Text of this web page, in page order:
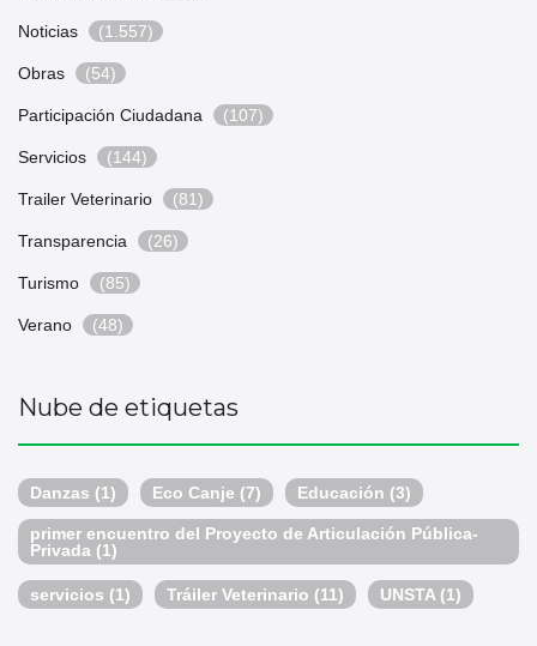
Noticias (1.557)
Obras (54)
Participación Ciudadana (107)
Servicios (144)
Trailer Veterinario (81)
Transparencia (26)
Turismo (85)
Verano (48)
Nube de etiquetas
Danzas (1) Eco Canje (7) Educación (3)
primer encuentro del Proyecto de Articulación Pública-
Privada (1)
servicios (1) Tráiler Veterinario (11) UNSTA (1)